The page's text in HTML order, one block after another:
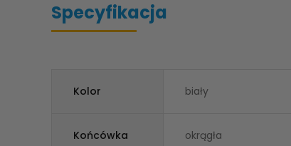
Specyfikacja
Kolor biały
Końcówka okrągła